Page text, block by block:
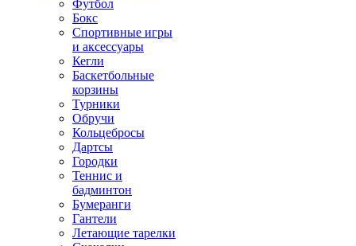
Футбол
Бокс
Спортивные игры
и аксессуары
Кегли
Баскетбольные
корзины
Турники
Обручи
Кольцебросы
Дартсы
Городки
Теннис и
бадминтон
Бумеранги
Гантели
Летающие тарелки